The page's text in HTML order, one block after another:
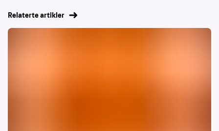
Relaterte artikler